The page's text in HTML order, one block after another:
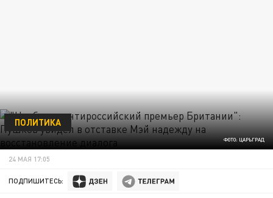
ФОТО: ЦАРЬГРАД
ПОЛИТИКА
24 МАЯ 17:05
ПОДПИШИТЕСЬ: